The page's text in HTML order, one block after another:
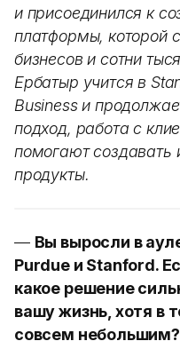
и присоединился к
платформы, которой
бизнесов и сотни
Ербатыр учится в
Business и
подход, работа с
помогают создавать
продукты.
— Вы выросли в
Purdue и Stanford.
какое решение
вашу жизнь, хотя в
совсем небольшим?